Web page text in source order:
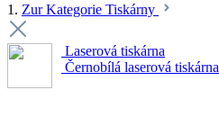
1. Zur Kategorie Tiskárny
Laserová tiskárna
Černobílá laserová tiskárna